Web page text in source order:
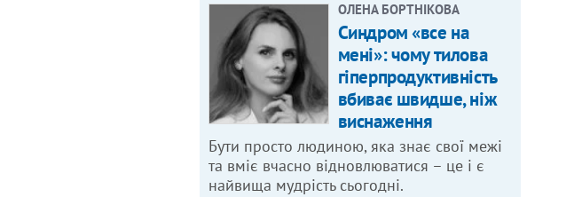
ОЛЕНА БОРТНІКОВА
Синдром «все на
мені»: чому тилова
гіперпродуктивність
вбиває швидше, ніж
виснаження
Бути просто людиною, яка знає свої межі
та вміє вчасно відновлюватися – це і є
найвища мудрість сьогодні.